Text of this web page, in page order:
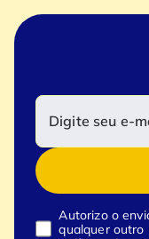
Autorizo o
qualquer